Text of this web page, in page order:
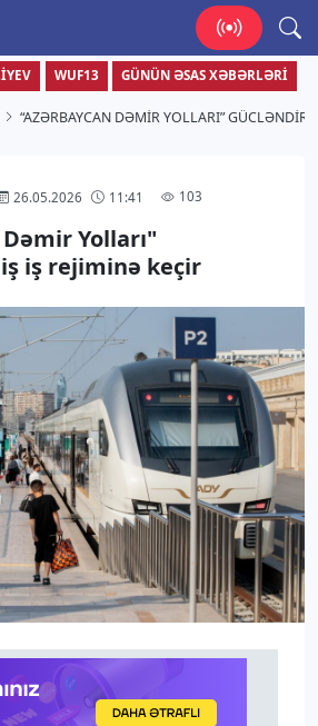
bizimlə yaşa!
WUF13 GÜNÜN ƏSAS XƏBƏRLƏRI
“AZƏRBAYCAN DƏMIR YOLLARI”
26.05.2026 11:41 103
Yolları"
iş rejiminə keçir